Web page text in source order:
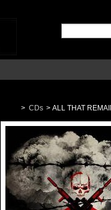
> CDs > ALL THAT